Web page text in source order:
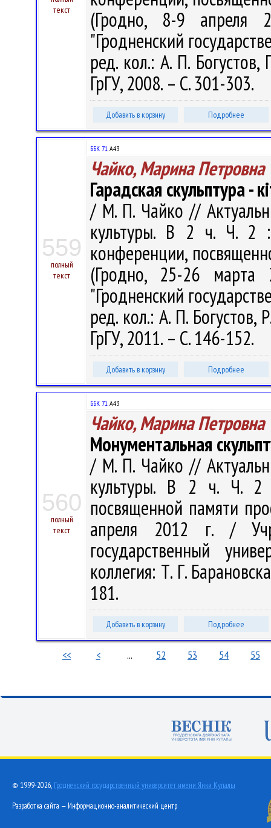
текст
(Гродно, 8-9 апреля
"Гродненский
ред. кол.: А. П.
ГрГУ, 2008. – С. 301-303.
Добавить в корзину Подробнее
559
полный
текст
ББК 71.А43
Чайко, Марина Петровна
Гарадская скульптура -
/ М. П. Чайко //
культуры. В 2 ч. Ч. 2
конференции,
(Гродно, 25-26 марта
"Гродненский
ред. кол.: А. П.
ГрГУ, 2011. – С. 146-152.
Добавить в корзину Подробнее
560
полный
текст
ББК 71.А43
Чайко, Марина Петровна
Монументальная
/ М. П. Чайко //
культуры. В 2 ч. Ч. 2
посвященной памяти
апреля 2012 г. /
государственный
коллегия: Т. Г.
181.
Добавить в корзину Подробнее
<< < ... 52 53 54 55
© 1999-2026, Гродненский государственный университет имени Янки Купалы
Разработка сайта — Информационно-аналитический центр